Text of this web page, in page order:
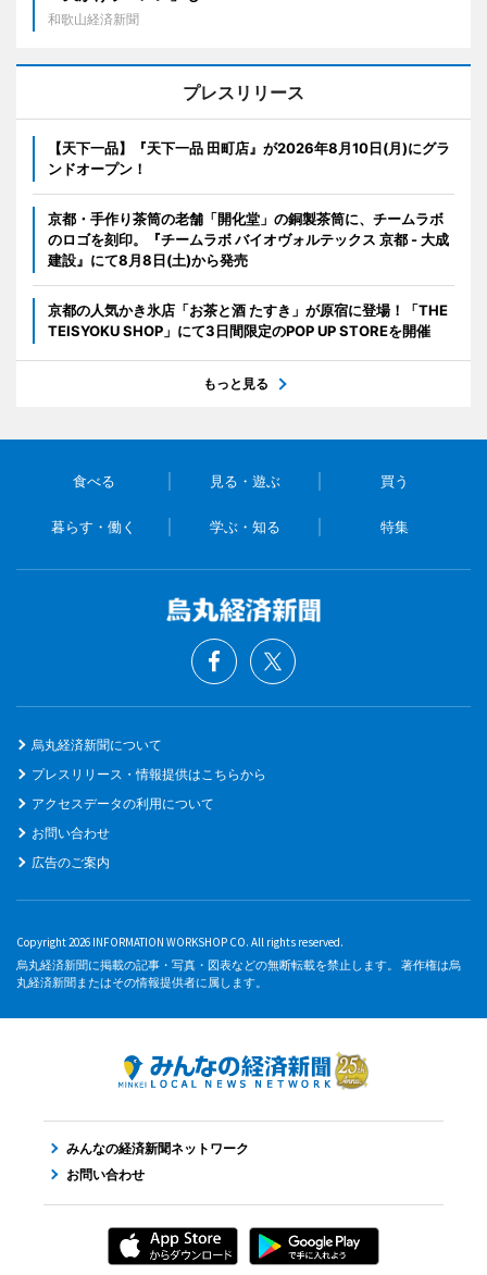
和歌山経済新聞
プレスリリース
【天下一品】『天下一品 田町店』が2026年8月10日(月)にグラ
ンドオープン！
京都・手作り茶筒の老舗「開化堂」の銅製茶筒に、チームラボ
のロゴを刻印。『チームラボ バイオヴォルテックス 京都 - 大成
建設』にて8月8日(土)から発売
京都の人気かき氷店「お茶と酒 たすき」が原宿に登場！「THE
TEISYOKU SHOP」にて3日間限定のPOP UP STOREを開催
もっと見る
食べる 見る・遊ぶ 買う
暮らす・働く 学ぶ・知る 特集
烏丸経済新聞について
プレスリリース・情報提供はこちらから
アクセスデータの利用について
お問い合わせ
広告のご案内
Copyright 2026 INFORMATION WORKSHOP CO. All rights reserved.
烏丸経済新聞に掲載の記事・写真・図表などの無断転載を禁止します。 著作権は烏
丸経済新聞またはその情報提供者に属します。
みんなの経済新聞ネットワーク
お問い合わせ